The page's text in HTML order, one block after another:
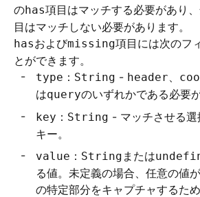
のhas項目はマッチする必要があり
目はマッチしない必要があります。
hasおよびmissing項目には次のフ
とができます。
type ： String - header、
はqueryのいずれかである必要
key ： String - マッチさせる
キー。
value ： String または
る値。未定義の場合、任意の値
の特定部分をキャプチャするた